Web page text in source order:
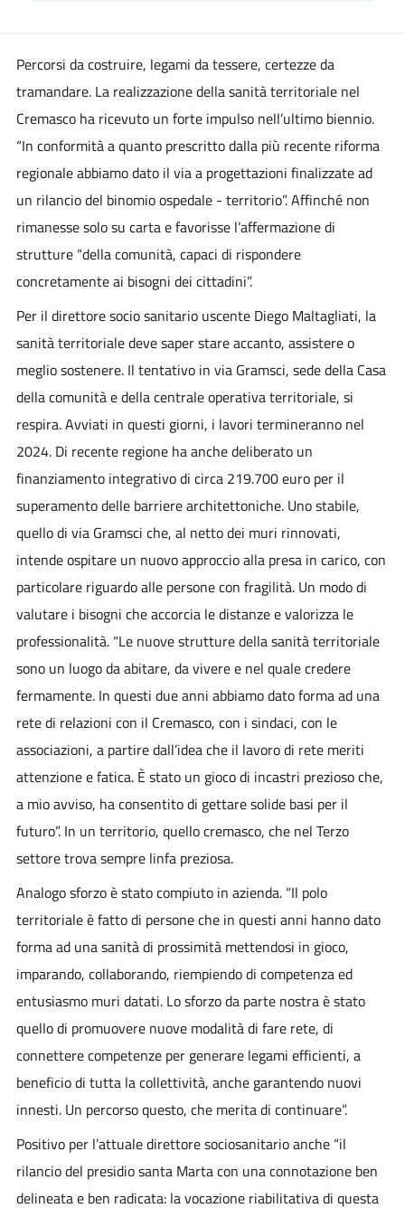
Percorsi da costruire, legami da tessere, certezze da
tramandare. La realizzazione della sanità territoriale nel
Cremasco ha ricevuto un forte impulso nell’ultimo biennio.
“In conformità a quanto prescritto dalla più recente riforma
regionale abbiamo dato il via a progettazioni finalizzate ad
un rilancio del binomio ospedale - territorio”. Affinché non
rimanesse solo su carta e favorisse l’affermazione di
strutture “della comunità, capaci di rispondere
concretamente ai bisogni dei cittadini”.
Per il direttore socio sanitario uscente Diego Maltagliati, la
sanità territoriale deve saper stare accanto, assistere o
meglio sostenere. Il tentativo in via Gramsci, sede della Casa
della comunità e della centrale operativa territoriale, si
respira. Avviati in questi giorni, i lavori termineranno nel
2024. Di recente regione ha anche deliberato un
finanziamento integrativo di circa 219.700 euro per il
superamento delle barriere architettoniche. Uno stabile,
quello di via Gramsci che, al netto dei muri rinnovati,
intende ospitare un nuovo approccio alla presa in carico, con
particolare riguardo alle persone con fragilità. Un modo di
valutare i bisogni che accorcia le distanze e valorizza le
professionalità. “Le nuove strutture della sanità territoriale
sono un luogo da abitare, da vivere e nel quale credere
fermamente. In questi due anni abbiamo dato forma ad una
rete di relazioni con il Cremasco, con i sindaci, con le
associazioni, a partire dall’idea che il lavoro di rete meriti
attenzione e fatica. È stato un gioco di incastri prezioso che,
a mio avviso, ha consentito di gettare solide basi per il
futuro”. In un territorio, quello cremasco, che nel Terzo
settore trova sempre linfa preziosa.
Analogo sforzo è stato compiuto in azienda. “Il polo
territoriale è fatto di persone che in questi anni hanno dato
forma ad una sanità di prossimità mettendosi in gioco,
imparando, collaborando, riempiendo di competenza ed
entusiasmo muri datati. Lo sforzo da parte nostra è stato
quello di promuovere nuove modalità di fare rete, di
connettere competenze per generare legami efficienti, a
beneficio di tutta la collettività, anche garantendo nuovi
innesti. Un percorso questo, che merita di continuare”.
Positivo per l’attuale direttore sociosanitario anche “il
rilancio del presidio santa Marta con una connotazione ben
delineata e ben radicata: la vocazione riabilitativa di questa